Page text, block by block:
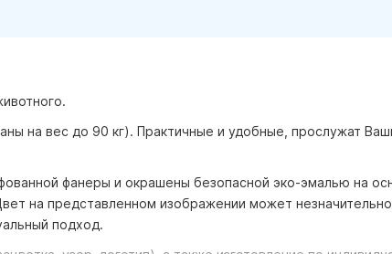
на вес до 90 кг). Практичные и удобные, прослужат
фанеры и окрашены безопасной эко-эмалью на
на представленном изображении может незначительно
подход.